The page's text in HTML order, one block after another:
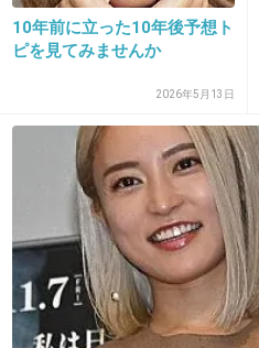
タモざん柏木がいいの？
2013/05/28(火) 16:06:04
タモさん正論＼(^^)／
2013/05/28(火) 16:06:44
10年前に立った10年後予想ト
ピを見てみませんか
2026年5月13日